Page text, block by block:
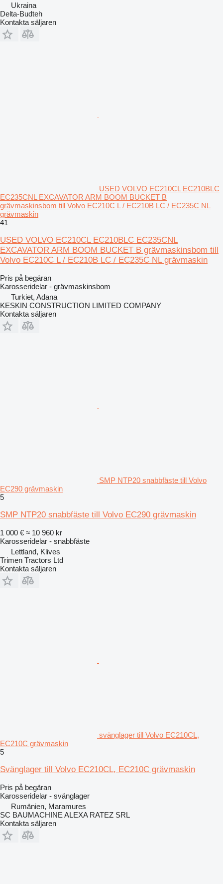
Ukraina
Delta-Budteh
Kontakta säljaren
USED VOLVO EC210CL EC210BLC
EC235CNL EXCAVATOR ARM BOOM BUCKET B
grävmaskinsbom till Volvo EC210C L / EC210B LC / EC235C NL
grävmaskin
41
USED VOLVO EC210CL EC210BLC EC235CNL
EXCAVATOR ARM BOOM BUCKET B grävmaskinsbom till
Volvo EC210C L / EC210B LC / EC235C NL grävmaskin
Pris på begäran
Karosseridelar - grävmaskinsbom
Turkiet, Adana
KESKIN CONSTRUCTION LIMITED COMPANY
Kontakta säljaren
SMP NTP20 snabbfäste till Volvo
EC290 grävmaskin
5
SMP NTP20 snabbfäste till Volvo EC290 grävmaskin
1 000 € ≈ 10 960 kr
Karosseridelar - snabbfäste
Lettland, Klives
Trimen Tractors Ltd
Kontakta säljaren
svänglager till Volvo EC210CL,
EC210C grävmaskin
5
Svänglager till Volvo EC210CL, EC210C grävmaskin
Pris på begäran
Karosseridelar - svänglager
Rumänien, Maramures
SC BAUMACHINE ALEXA RATEZ SRL
Kontakta säljaren